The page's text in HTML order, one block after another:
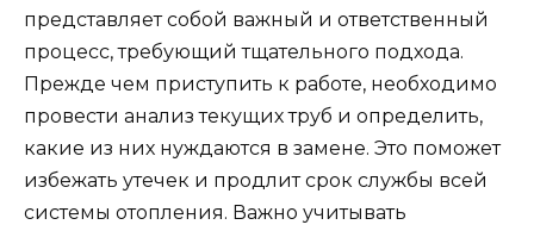
представляет собой важный и ответственный
процесс, требующий тщательного подхода.
Прежде чем приступить к работе, необходимо
провести анализ текущих труб и определить,
какие из них нуждаются в замене. Это поможет
избежать утечек и продлит срок службы всей
системы отопления. Важно учитывать